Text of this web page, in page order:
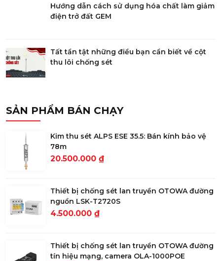
Hướng dẫn cách sử dụng hóa chất làm giảm
điện trở đất GEM
Tất tần tật những điều bạn cần biết về cột
thu lôi chống sét
SẢN PHẨM BÁN CHẠY
Kim thu sét ALPS ESE 35.5: Bán kính bảo vệ
78m
20.500.000 ₫
Thiết bị chống sét lan truyền OTOWA đường
nguồn LSK-T2720S
4.500.000 ₫
Thiết bị chống sét lan truyền OTOWA đường
tín hiệu mạng, camera OLA-1000POE